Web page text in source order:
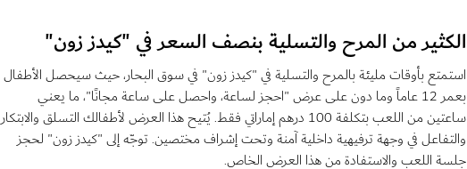
الكثير من المرح والتسلية بنصف السعر في "كيدز زون"
استمتع بأوقات مليئة بالمرح والتسلية في "كيدز زون" في سوق البحار، حيث سيحصل الأطفال
بعمر 12 عاماً وما دون على عرض "احجز لساعة، واحصل على ساعة مجانًا"، ما يعني
ساعتين من اللعب بتكلفة 100 درهم إماراتي فقط. يُتيح هذا العرض لأطفالك التسلق والابتكار
والتفاعل في وجهة ترفيهية داخلية آمنة وتحت إشراف مختصين. توجّه إلى "كيدز زون" لحجز
جلسة اللعب والاستفادة من هذا العرض الخاص.